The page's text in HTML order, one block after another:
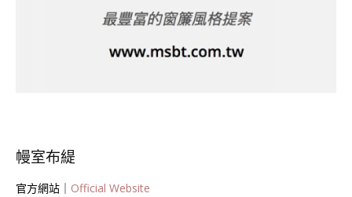
幔室布緹
官方網站｜ Official Website